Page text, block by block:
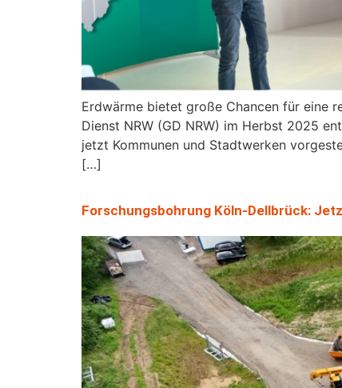
Erdwärme bietet große Chancen für eine
Dienst NRW (GD NRW) im Herbst 2025
jetzt Kommunen und Stadtwerken
[…]
Forschungsbohrung Köln-Dellbrück: